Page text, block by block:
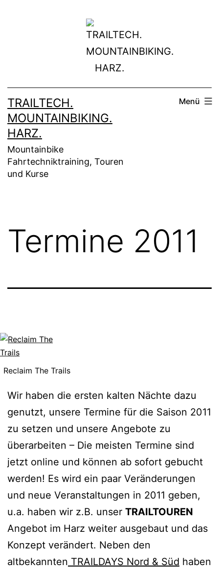
TRAILTECH.
MOUNTAINBIKING.
HARZ.
Mountainbike
Fahrtechniktraining, Touren
und Kurse
Menü
Termine 2011
Reclaim The Trails
Wir haben die ersten kalten Nächte dazu
genutzt, unsere Termine für die Saison 2011
zu setzen und unsere Angebote zu
überarbeiten – Die meisten Termine sind
jetzt online und können ab sofort gebucht
werden! Es wird ein paar Veränderungen
und neue Veranstaltungen in 2011 geben,
u.a. haben wir z.B. unser TRAILTOUREN
Angebot im Harz weiter ausgebaut und das
Konzept verändert. Neben den
altbekannten TRAILDAYS Nord & Süd haben